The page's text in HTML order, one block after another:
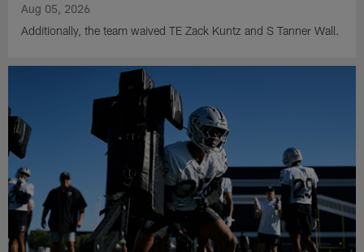
Aug 05, 2026
Additionally, the team waived TE Zack Kuntz and S Tanner Wall.